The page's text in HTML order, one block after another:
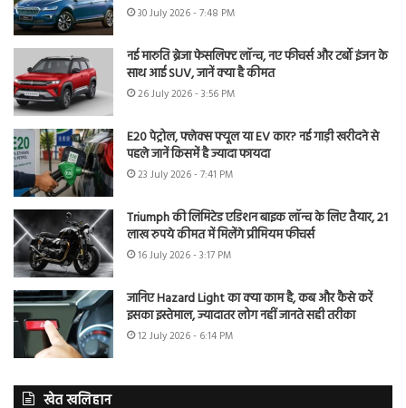
30 July 2026 - 7:48 PM
नई मारुति ब्रेजा फेसलिफ्ट लॉन्च, नए फीचर्स और टर्बो इंजन के
साथ आई SUV, जानें क्या है कीमत
26 July 2026 - 3:56 PM
E20 पेट्रोल, फ्लेक्स फ्यूल या EV कार? नई गाड़ी खरीदने से
पहले जानें किसमें है ज्यादा फायदा
23 July 2026 - 7:41 PM
Triumph की लिमिटेड एडिशन बाइक लॉन्च के लिए तैयार, 21
लाख रुपये कीमत में मिलेंगे प्रीमियम फीचर्स
16 July 2026 - 3:17 PM
जानिए Hazard Light का क्या काम है, कब और कैसे करें
इसका इस्तेमाल, ज्यादातर लोग नहीं जानते सही तरीका
12 July 2026 - 6:14 PM
खेत खलिहान